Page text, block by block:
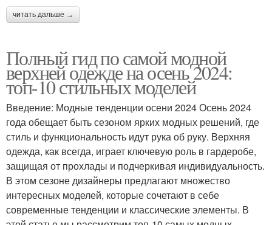
читать дальше →
Полный гид по самой модной
верхней одежде на осень 2024:
топ-10 стильных моделей
Введение: Модные тенденции осени 2024 Осень 2024
года обещает быть сезоном ярких модных решений, где
стиль и функциональность идут рука об руку. Верхняя
одежда, как всегда, играет ключевую роль в гардеробе,
защищая от прохлады и подчеркивая индивидуальность.
В этом сезоне дизайнеры предлагают множество
интересных моделей, которые сочетают в себе
современные тенденции и классические элементы. В